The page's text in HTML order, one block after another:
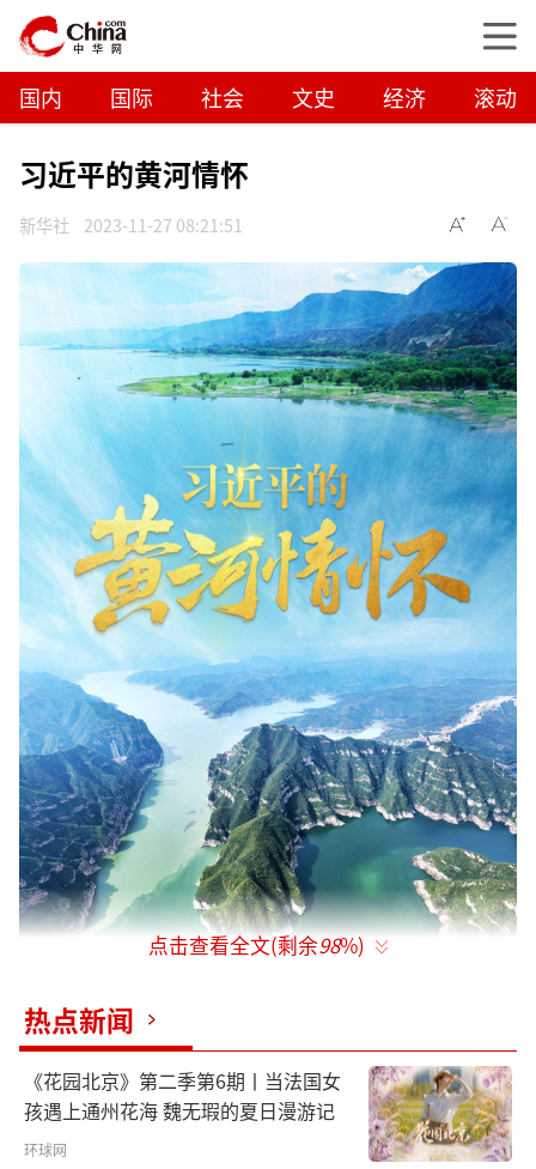
国内 国际 社会 文史 经济 滚动
习近平的黄河情怀
新华社 2023-11-27 08:21:51
点击查看全文(剩余98%)
热点新闻
《花园北京》第二季第6期丨当法国女
孩遇上通州花海 魏无瑕的夏日漫游记
环球网